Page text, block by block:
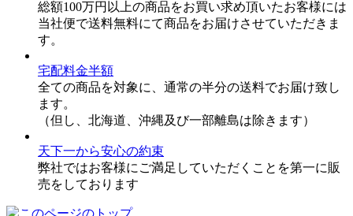
総額100万円以上の商品をお買い求め頂いたお客様には
当社便で送料無料にて商品をお届けさせていただきま
す。
宅配料金半額
全ての商品を対象に、通常の半分の送料でお届け致し
ます。
（但し、北海道、沖縄及び一部離島は除きます）
天下一から安心の約束
弊社ではお客様にご満足していただくことを第一に販
売をしております